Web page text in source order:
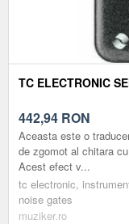
TC ELECTRONIC
442,94 RON
Aceasta este o
de zgomot al chitara
Acest efect v...
tc electronic,
noise gates
muziker.ro